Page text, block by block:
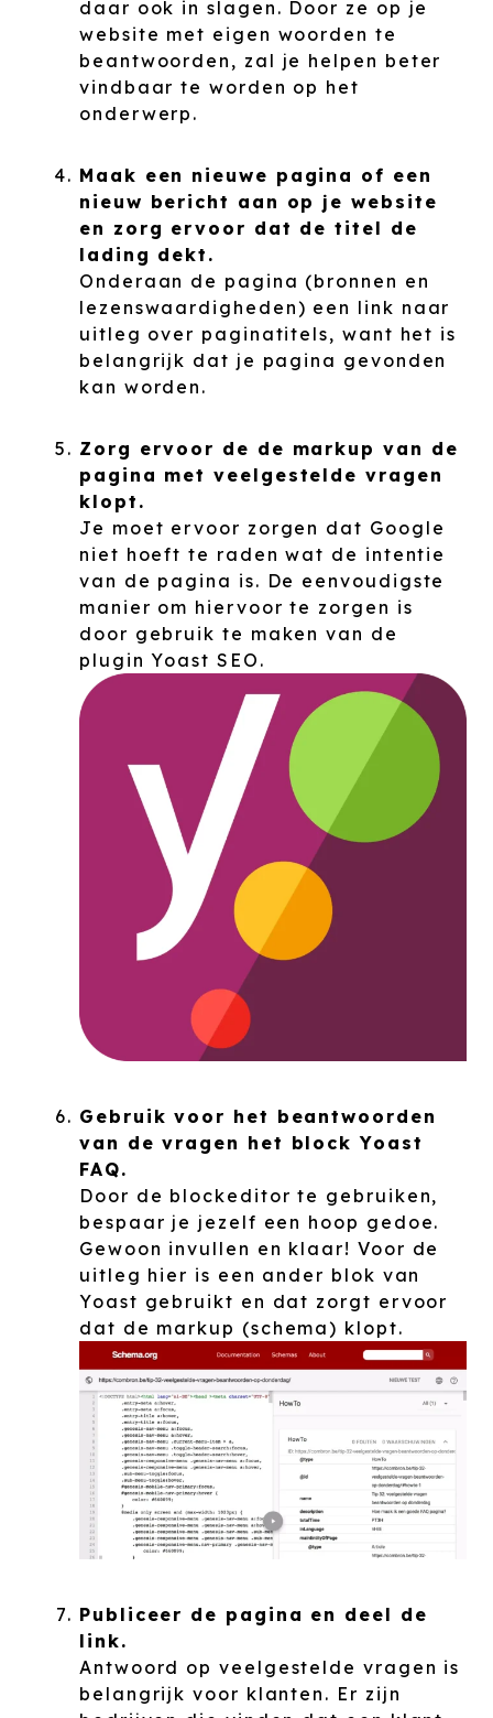
daar ook in slagen. Door ze op je
website met eigen woorden te
beantwoorden, zal je helpen beter
vindbaar te worden op het
onderwerp.
Maak een nieuwe pagina of een
nieuw bericht aan op je website
en zorg ervoor dat de titel de
lading dekt.
Onderaan de pagina (bronnen en
lezenswaardigheden) een link naar
uitleg over paginatitels, want het is
belangrijk dat je pagina gevonden
kan worden.
Zorg ervoor de de markup van de
pagina met veelgestelde vragen
klopt.
Je moet ervoor zorgen dat Google
niet hoeft te raden wat de intentie
van de pagina is. De eenvoudigste
manier om hiervoor te zorgen is
door gebruik te maken van de
plugin Yoast SEO.
Gebruik voor het beantwoorden
van de vragen het block Yoast
FAQ.
Door de blockeditor te gebruiken,
bespaar je jezelf een hoop gedoe.
Gewoon invullen en klaar! Voor de
uitleg hier is een ander blok van
Yoast gebruikt en dat zorgt ervoor
dat de markup (schema) klopt.
Publiceer de pagina en deel de
link.
Antwoord op veelgestelde vragen is
belangrijk voor klanten. Er zijn